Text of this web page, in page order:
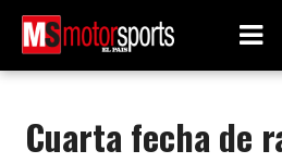
Cuarta fecha de